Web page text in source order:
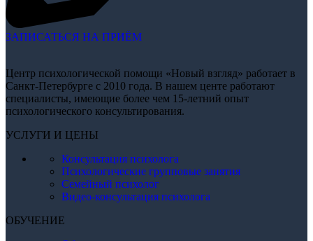
ЗАПИСАТЬСЯ НА ПРИЁМ
Центр психологической помощи «Новый взгляд» работает в
Санкт-Петербурге с 2010 года. В нашем центе работают
специалисты, имеющие более чем 15-летний опыт
психологического консультирования.
УСЛУГИ И ЦЕНЫ
Консультация психолога
Психологические групповые занятия
Семейный психолог
Видео-консультация психолога
ОБУЧЕНИЕ